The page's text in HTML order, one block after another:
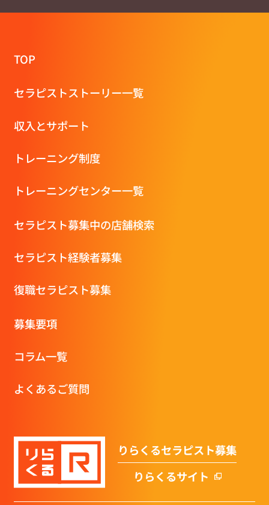
TOP
セラピストストーリー一覧
収⼊とサポート
トレーニング制度
トレーニングセンター一覧
セラピスト募集中の店舗検索
セラピスト経験者募集
復職セラピスト募集
募集要項
コラム一覧
よくあるご質問
りらくるセラピスト募集
りらくるサイト